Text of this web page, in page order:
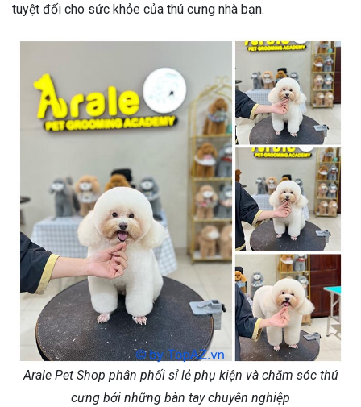
tuyệt đối cho sức khỏe của thú cưng nhà bạn.
Arale Pet Shop phân phối sỉ lẻ phụ kiện và chăm sóc thú
cưng bởi những bàn tay chuyên nghiệp